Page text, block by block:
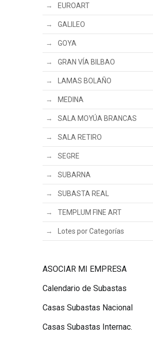
EUROART
GALILEO
GOYA
GRAN VÍA BILBAO
LAMAS BOLAÑO
MEDINA
SALA MOYÚA BRANCAS
SALA RETIRO
SEGRE
SUBARNA
SUBASTA REAL
TEMPLUM FINE ART
Lotes por Categorías
ASOCIAR MI EMPRESA
Calendario de Subastas
Casas Subastas Nacional
Casas Subastas Internac.